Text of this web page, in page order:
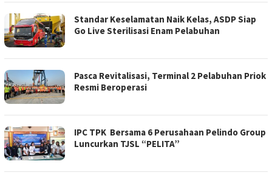
Standar Keselamatan Naik Kelas, ASDP Siap
Go Live Sterilisasi Enam Pelabuhan
Pasca Revitalisasi, Terminal 2 Pelabuhan Priok
Resmi Beroperasi
IPC TPK Bersama 6 Perusahaan Pelindo Group
Luncurkan TJSL “PELITA”